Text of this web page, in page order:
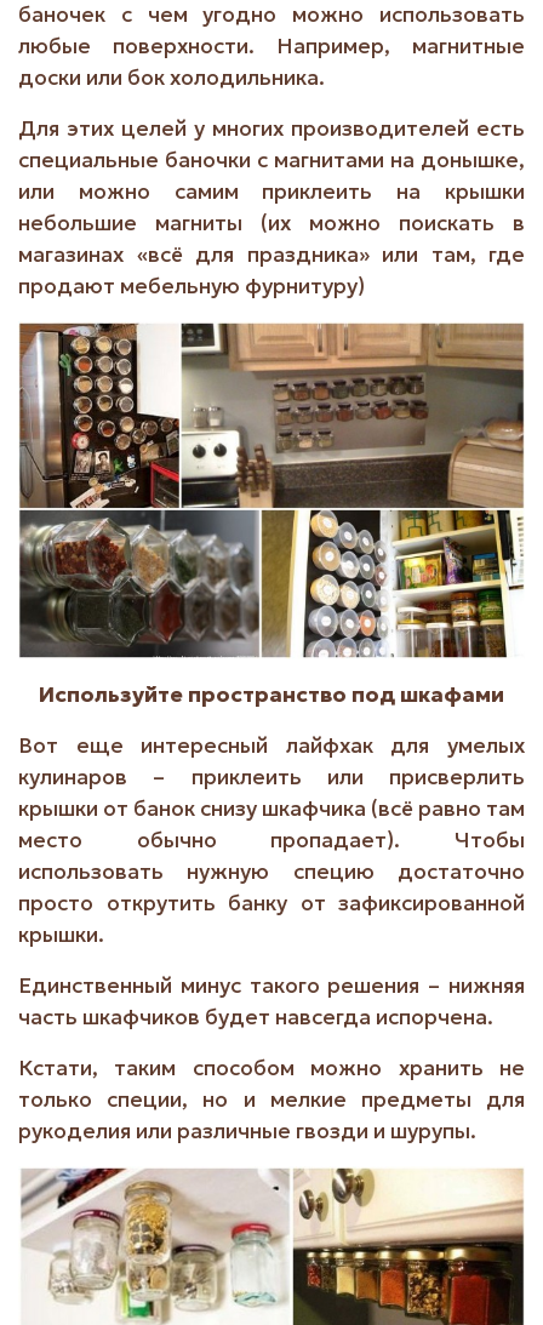
баночек с чем угодно можно использовать
любые поверхности. Например, магнитные
доски или бок холодильника.
Для этих целей у многих производителей есть
специальные баночки с магнитами на донышке,
или можно самим приклеить на крышки
небольшие магниты (их можно поискать в
магазинах «всё для праздника» или там, где
продают мебельную фурнитуру)
Используйте пространство под шкафами
Вот еще интересный лайфхак для умелых
кулинаров – приклеить или присверлить
крышки от банок снизу шкафчика (всё равно там
место обычно пропадает). Чтобы
использовать нужную специю достаточно
просто открутить банку от зафиксированной
крышки.
Единственный минус такого решения – нижняя
часть шкафчиков будет навсегда испорчена.
Кстати, таким способом можно хранить не
только специи, но и мелкие предметы для
рукоделия или различные гвозди и шурупы.